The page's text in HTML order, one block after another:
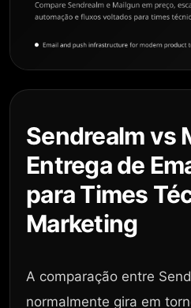
Sendrealm vs
Entrega de
para Times
Marketing
A comparação entre
normalmente gira em